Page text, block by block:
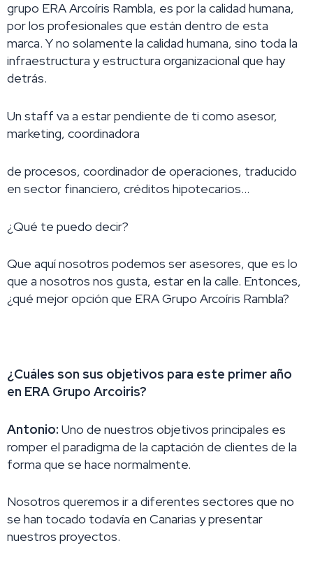
grupo ERA Arcoíris Rambla, es por la calidad humana,
por los profesionales que están dentro de esta
marca. Y no solamente la calidad humana, sino toda la
infraestructura y estructura organizacional que hay
detrás.
Un staff va a estar pendiente de ti como asesor,
marketing, coordinadora
de procesos, coordinador de operaciones, traducido
en sector financiero, créditos hipotecarios…
¿Qué te puedo decir?
Que aquí nosotros podemos ser asesores, que es lo
que a nosotros nos gusta, estar en la calle. Entonces,
¿qué mejor opción que ERA Grupo Arcoíris Rambla?
¿Cuáles son sus objetivos para este primer año
en ERA Grupo Arcoiris?
Antonio: Uno de nuestros objetivos principales es
romper el paradigma de la captación de clientes de la
forma que se hace normalmente.
Nosotros queremos ir a diferentes sectores que no
se han tocado todavía en Canarias y presentar
nuestros proyectos.